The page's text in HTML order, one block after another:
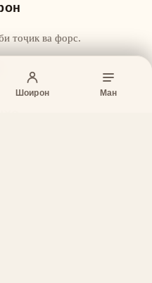
Шоирон Ман
тоҷик ва форс.